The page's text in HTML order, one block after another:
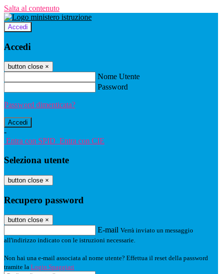
Salta al contenuto
Accedi
Accedi
button close ×
Nome Utente
Password
Password dimenticata?
-
Entra con SPID Entra con CIE
Seleziona utente
button close ×
Recupero password
button close ×
E-mail Verrà inviato un messaggio
all'indirizzo indicato con le istruzioni necessarie.
Non hai una e-mail associata al nome utente? Effettua il reset della password
tramite la Login Spaggiari